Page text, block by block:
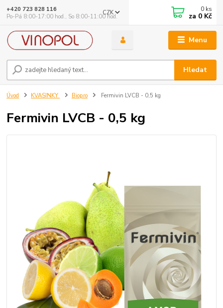
Menu
CZK
Hledat
+420 723 828 116
Po-Pá 8:00-17:00 hod., So 8:00-11:00 hod.
0 ks
za 0 Kč
Úvod KVASINKY Biopro Fermivin LVCB - 0,5 kg
Fermivin LVCB - 0,5 kg